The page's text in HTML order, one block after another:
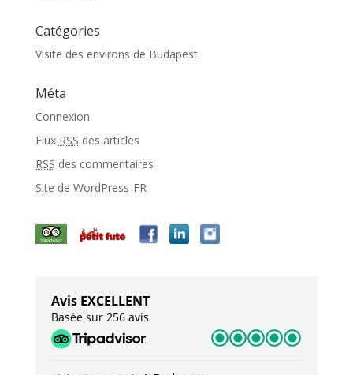
Catégories
Visite des environs de Budapest
Méta
Connexion
Flux RSS des articles
RSS des commentaires
Site de WordPress-FR
Avis EXCELLENT
Basée sur 256 avis